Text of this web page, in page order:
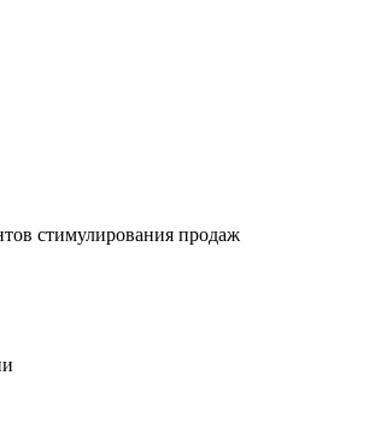
стимулирования продаж